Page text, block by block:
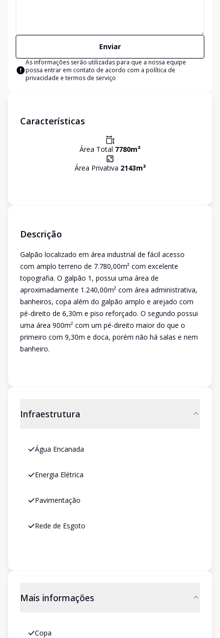
Enviar
As informações serão utilizadas para que a nossa equipe
possa entrar em contato de acordo com a política de
privacidade e termos de serviço
Características
Área Total 7780m²
Área Privativa 2143m²
Descrição
Galpão localizado em área industrial de fácil acesso
com amplo terreno de 7.780,00m² com excelente
topografia. O galpão 1, possui uma área de
aproximadamente 1.240,00m² com área administrativa,
banheiros, copa além do galpão amplo e arejado com
pé-direito de 6,30m e piso reforçado. O segundo possui
uma área 900m² com um pé-direito maior do que o
primeiro com 9,30m e doca, porém não há salas e nem
banheiro.
Infraestrutura
Água Encanada
Energia Elétrica
Pavimentação
Rede de Esgoto
Mais informações
Copa